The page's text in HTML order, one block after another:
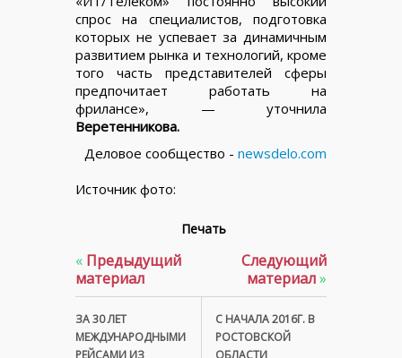
спрос на специалистов, подготовка
которых не успевает за динамичным
развитием рынка и технологий, кроме
того часть представителей сферы
предпочитает работать на
фрилансе», — уточнила
Веретенникова.
Деловое сообщество - newsdelo.com
Источник фото:
Печать
« Предыдущий
материал
ЗА 30 ЛЕТ
МЕЖДУНАРОДНЫМИ
РЕЙСАМИ ИЗ
Следующий
материал»
С НАЧАЛА 2016Г. В
РОСТОВСКОЙ
ОБЛАСТИ